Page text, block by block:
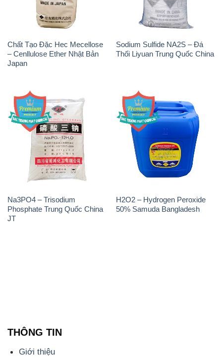
Chất Tạo Đặc Hec Mecellose
– Cenllulose Ether Nhật Bản
Japan
Sodium Sulfide NA2S – Đá
Thối Liyuan Trung Quốc China
Na3PO4 – Trisodium
Phosphate Trung Quốc China
JT
H2O2 – Hydrogen Peroxide
50% Samuda Bangladesh
THÔNG TIN
Giới thiệu